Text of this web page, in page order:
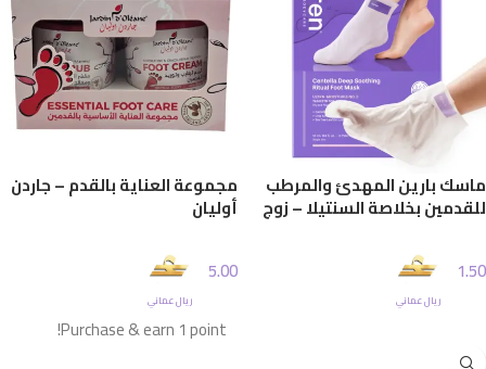
ماسك بارين المهدئ والمرطب
للقدمين بخلاصة السنتيلا – زوج
1.50
ريال عماني
مجموعة العناية بالقدم – جاردن
أوليان
5.00
ريال عماني
Purchase & earn 1 point!